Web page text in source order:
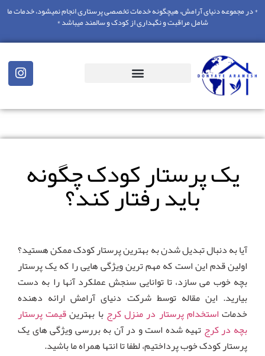
* در مجموعه دنیای آرامش، هیچگونه خدمات تخصصی پرستاری انجام نمیشود، خدمات ما
شامل مراقبت و نگهداری از کودک و سالمند میباشد *
یک پرستار کودک چگونه
باید رفتار کند؟
آیا به دنبال تبدیل شدن به بهترین پرستار کودک ممکن هستید؟
اولین قدم این است که مهم ترین ویژگی هایی را که یک پرستار
بچه خوب می سازد، تا توانایی سنجش عملکرد آنها را به دست
بیارید. این مقاله توسط شرکت دنیای آرامش ارائه دهنده
خدماتاستخدام پرستار در منزل کرجبا بهترینقیمت پرستار
بچه در کرجتهیه شده است و در آن به بررسی ویژگی های یک
پرستار کودک خوب پرداختیم، لطفا تا انتها همراه ما باشید.